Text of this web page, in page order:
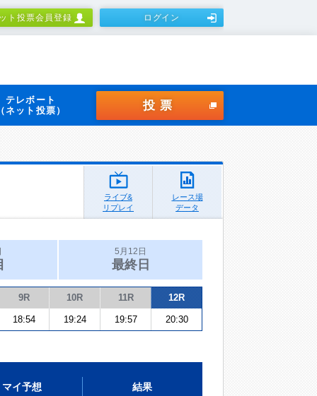
ト投票会員登録 ログイン
テレボート
ネット投票）
投票
ライブ&
リプレイ
レース場
データ
5月12日
最終日
9R 10R 11R 12R
18:54 19:24 19:57 20:30
マイ予想 結果